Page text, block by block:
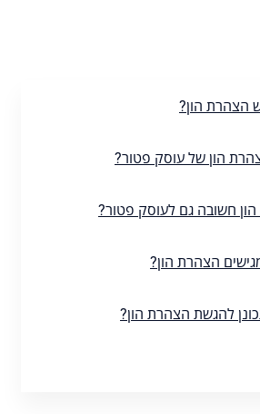
הצהרת הון?
הון של עוסק פטור?
חשובה גם לעוסק פטור?
הצהרת הון?
להגשת הצהרת הון?